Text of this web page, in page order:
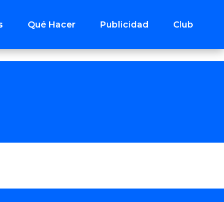
Qué Hacer Publicidad Club